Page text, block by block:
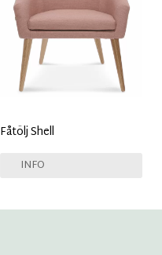
Fåtölj Shell
INFO